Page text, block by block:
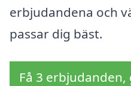
erbjudandena och
passar dig bäst.
Få 3